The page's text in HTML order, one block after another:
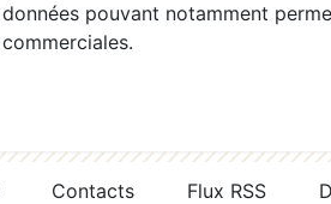
données pouvant notamment
commerciales.
Contacts Flux RSS